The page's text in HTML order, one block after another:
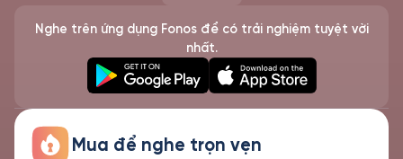
Nghe trên ứng dụng Fonos để có trải nghiệm tuyệt vời
nhất.
Mua để nghe trọn vẹn